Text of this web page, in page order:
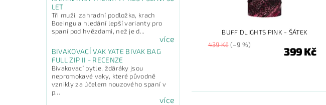
LET
Tři muži, zahradní podložka, krach
Boeingu a hledání lepší varianty pro
spaní pod hvězdami, než je d...
více
BIVAKOVACÍ VAK YATE BIVAK BAG
FULL ZIP II - RECENZE
Bivakovací pytle, žďáráky jsou
nepromokavé vaky, které původně
vznikly za účelem nouzového spaní v
p...
více
BUFF DLIGHTS PINK - ŠÁTEK
439 Kč(–9 %)
399 Kč